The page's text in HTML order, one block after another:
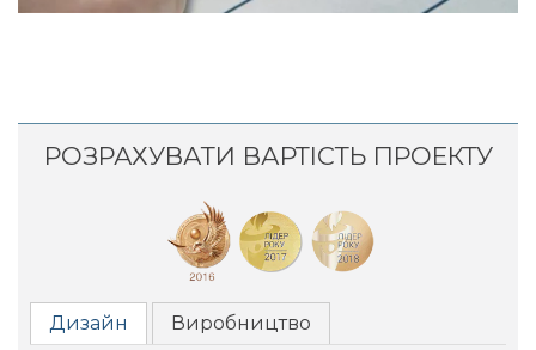
РОЗРАХУВАТИ ВАРТІСТЬ ПРОЕКТУ
Дизайн Виробництво